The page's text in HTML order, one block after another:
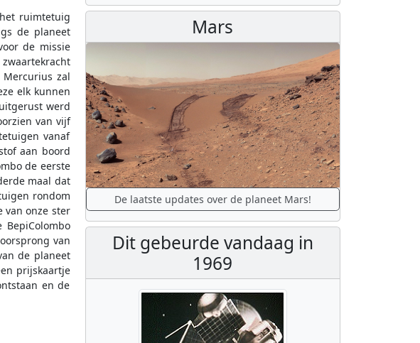
ruimtetuig
de planeet
de missie
zal
elk kunnen
werd
van vijf
vanaf
aan boord
de eerste
maal dat
rondom
van onze ster
van
de planeet
prijskaartje
en de
Mars
De laatste updates over de planeet Mars!
Dit gebeurde vandaag in
1969